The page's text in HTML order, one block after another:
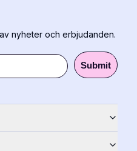
nyheter och erbjudanden.
Submit